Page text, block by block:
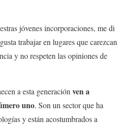
jóvenes incorporaciones, me di
trabajar en lugares que carezcan
y no respeten las opiniones de
a esta generación ven a
uno. Son un sector que ha
y están acostumbrados a